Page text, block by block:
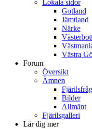
Lokala sidor
Gotland
Jämtland
Närke
Västra
Forum
Översikt
Ämnen
Bilder
Allmänt
Fjärilsgalleri
Lär dig mer